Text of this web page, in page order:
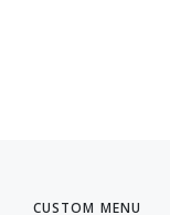
CUSTOM MENU